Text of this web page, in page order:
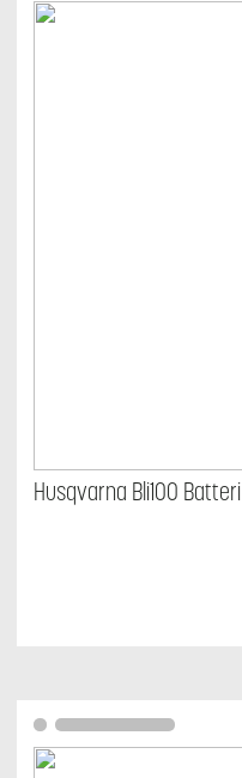
Husqvarna Bli100 Batteri